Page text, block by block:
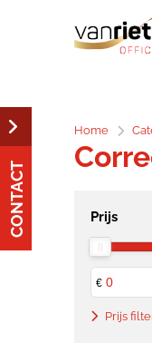
Home
Prijs
€
Prijs
CONTACT